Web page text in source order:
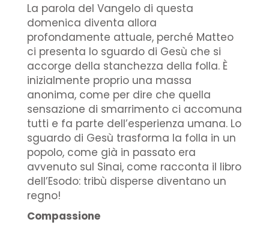
La parola del Vangelo di questa
domenica diventa allora
profondamente attuale, perché Matteo
ci presenta lo sguardo di Gesù che si
accorge della stanchezza della folla. È
inizialmente proprio una massa
anonima, come per dire che quella
sensazione di smarrimento ci accomuna
tutti e fa parte dell’esperienza umana. Lo
sguardo di Gesù trasforma la folla in un
popolo, come già in passato era
avvenuto sul Sinai, come racconta il libro
dell’Esodo: tribù disperse diventano un
regno!
Compassione